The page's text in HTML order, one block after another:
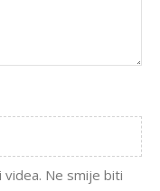
Ne smije biti